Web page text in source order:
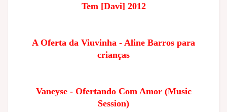
Tem [Davi] 2012
A Oferta da Viuvinha - Aline Barros para
crianças
Vaneyse - Ofertando Com Amor (Music
Session)